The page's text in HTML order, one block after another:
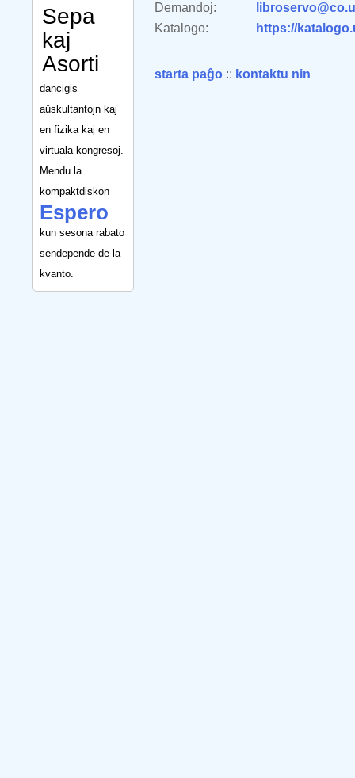
Sepa
kaj
Asorti
dancigis
aŭskultantojn kaj
en fizika kaj en
virtuala kongresoj.
Mendu la
kompaktdiskon
Espero
kun sesona rabato
sendepende de la
kvanto.
Demandoj:
Katalogo:
https://
starta paĝo :: kontaktu nin